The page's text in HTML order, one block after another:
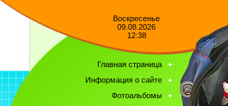
Воскресенье
09.08.2026
12:38
Главная страница
Информация о сайте
Фотоальбомы